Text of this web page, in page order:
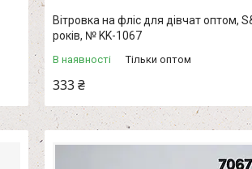
Вітровка на фліс для дівчат оптом,
років, № KK-1067
В наявності Тільки оптом
333 ₴